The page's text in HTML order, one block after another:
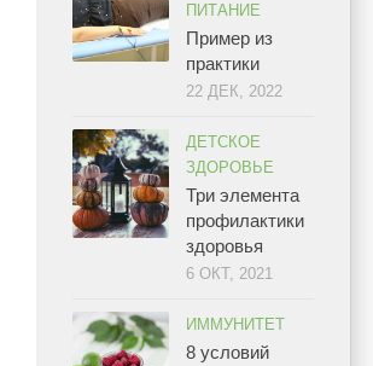
ПИТАНИЕ
Пример из
практики
22 ДЕК, 2022
ДЕТСКОЕ
ЗДОРОВЬЕ
Три элемента
профилактики
здоровья
6 ОКТ, 2021
ИММУНИТЕТ
8 условий